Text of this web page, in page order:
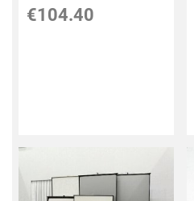
€104.40